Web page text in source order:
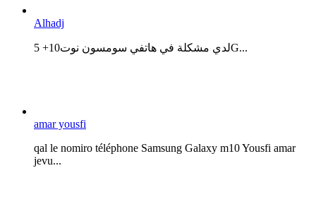
Alhadj
لدي مشكلة في هاتفي سومسون نوت10+ 5G...
amar yousfi
qal le nomiro téléphone Samsung Galaxy m10 Yousfi amar
jevu...